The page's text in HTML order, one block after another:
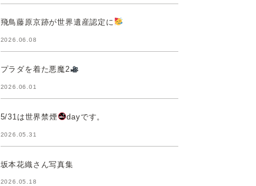
飛鳥藤原京跡が世界遺産認定に
2026.06.08
プラダを着た悪魔2
2026.06.01
5/31は世界禁煙 dayです。
2026.05.31
坂本花織さん写真集
2026.05.18